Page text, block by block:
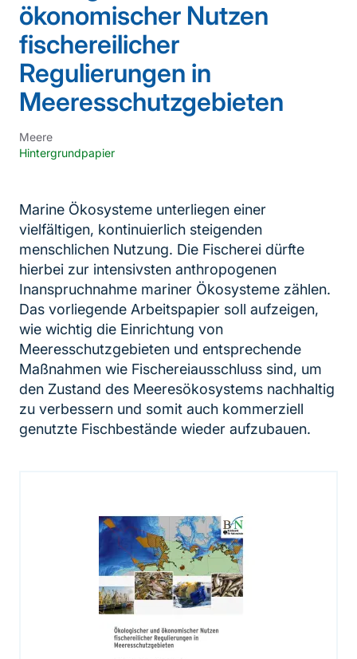
ökonomischer Nutzen
fischereilicher
Regulierungen in
Meeresschutzgebieten
Meere
Hintergrundpapier
Marine Ökosysteme unterliegen einer
vielfältigen, kontinuierlich steigenden
menschlichen Nutzung. Die Fischerei dürfte
hierbei zur intensivsten anthropogenen
Inanspruchnahme mariner Ökosysteme zählen.
Das vorliegende Arbeitspapier soll aufzeigen,
wie wichtig die Einrichtung von
Meeresschutzgebieten und entsprechende
Maßnahmen wie Fischereiausschluss sind, um
den Zustand des Meeresökosystems nachhaltig
zu verbessern und somit auch kommerziell
genutzte Fischbestände wieder aufzubauen.